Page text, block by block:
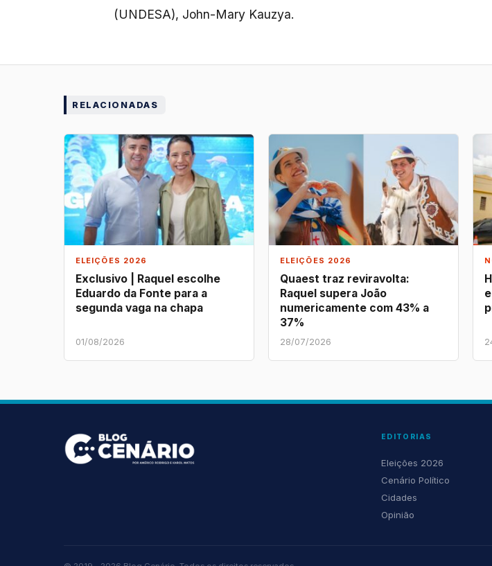
(UNDESA), John-Mary Kauzya.
RELACIONADAS
ELEIÇÕES 2026
Exclusivo | Raquel escolhe
Eduardo da Fonte para a
segunda vaga na chapa
01/08/2026
ELEIÇÕES 2026
Quaest traz reviravolta:
Raquel supera João
numericamente com 43% a
37%
28/07/2026
EDITORIAS
Eleições 2026
Cenário Político
Cidades
Opinião